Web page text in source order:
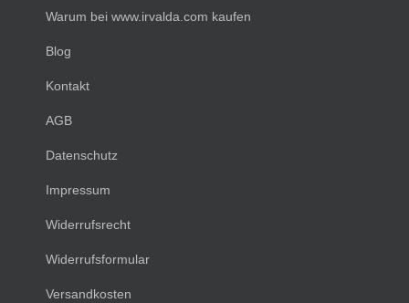
Warum bei www.irvalda.com kaufen
Blog
Kontakt
AGB
Datenschutz
Impressum
Widerrufsrecht
Widerrufsformular
Versandkosten